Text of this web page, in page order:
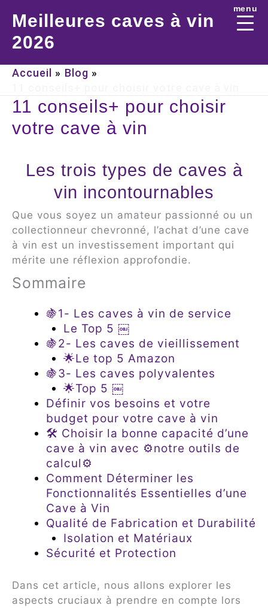
menu
contenu
Meilleures caves à vin
2026
Accueil
Blog
11 conseils+ pour choisir
votre cave à vin
Les trois types de caves à
vin incontournables
Que vous soyez un amateur passionné ou un
collectionneur chevronné, l’achat d’une cave
à vin est un investissement important qui
mérite une réflexion approfondie.
Sommaire
🍇1- Les caves à vin de service
Le Top 5 ￼
🍇2- Les caves de vieillissement
🌟Le top 5 Amazon
🍇3- Les caves polyvalentes
🌟Top 5 ￼
Définir vos besoins et votre
budget pour votre cave à vin
🛠 Choisir la bonne capacité d’une
cave à vin avec ⚙️notre outils de
calcul⚙️
Comment Déterminer les
Fonctionnalités Essentielles d’une
Cave à Vin
Qualité de Fabrication et Durabilité
Isolation et Matériaux
Sécurité et Protection
Dans cet article, nous allons explorer les
aspects cruciaux à prendre en compte lors